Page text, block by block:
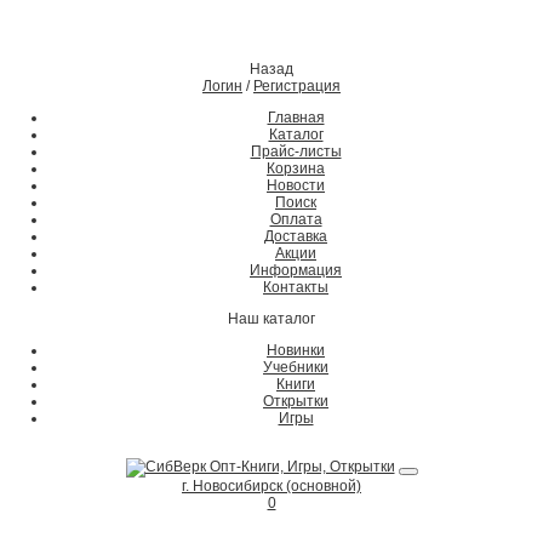
Назад
Логин / Регистрация
Главная
Каталог
Прайс-листы
Корзина
Новости
Поиск
Оплата
Доставка
Акции
Информация
Контакты
Наш каталог
Новинки
Учебники
Книги
Открытки
Игры
г. Новосибирск (основной)
0